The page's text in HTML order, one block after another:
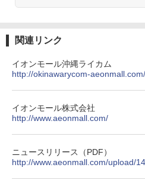
熊撃退スプレ
【日本企業販
秒）射程5～
関の購入実績
防災用品 長期
￥3,680
関連リンク
イオンモール沖縄ライカム
http://okinawarycom-aeonmall.com/
イオンモール株式会社
http://www.aeonmall.com/
ニュースリリース（PDF）
http://www.aeonmall.com/upload/